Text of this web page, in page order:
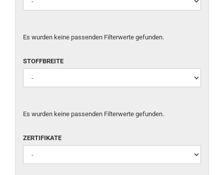
Es wurden keine passenden Filterwerte gefunden.
STOFFBREITE
Es wurden keine passenden Filterwerte gefunden.
ZERTIFIKATE